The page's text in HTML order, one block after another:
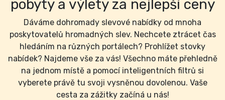
pobyty a výlety za nejlepší ceny
Dáváme dohromady slevové nabídky od mnoha
poskytovatelů hromadných slev. Nechcete ztrácet čas
hledáním na různých portálech? Prohlížet stovky
nabídek? Najdeme vše za vás! Všechno máte přehledně
na jednom místě a pomocí inteligentních filtrů si
vyberete právě tu svoji vysněnou dovolenou. Vaše
cesta za zážitky začíná u nás!